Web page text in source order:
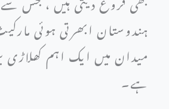
ہندوستان ابھرتی ہوئی
میدان میں ایک اہم کھلاڑی
ہے۔